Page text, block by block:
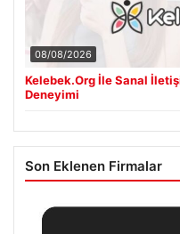
08/08/2026
Kelebek.Org İle Sanal
Deneyimi
Son Eklenen Firmalar